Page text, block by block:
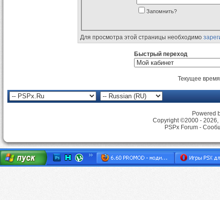
Запомнить?
Для просмотра этой страницы необходимо
Быстрый переход
Текущее
Powered
Copyright ©2000 -
PSPx Forum -